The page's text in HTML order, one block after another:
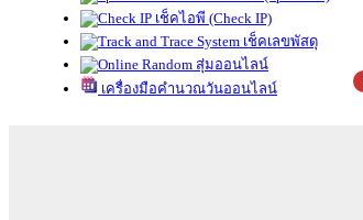
เช็คไอพี (Check IP)
เช็คเลขพัสดุ
สุ่มออนไลน์
เครื่องมือคำนวณวันออนไลน์